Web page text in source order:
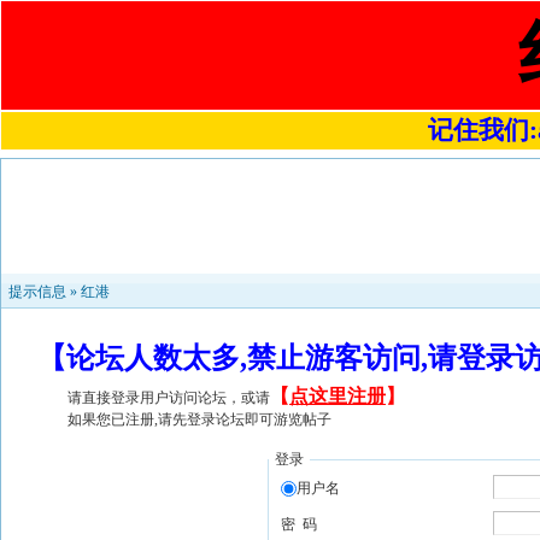
记住我们
提示信息 » 红港
【论坛人数太多,禁止游客访问,请登
请直接登录用户访问论坛，或请 【 点这里注册】
如果您已注册,请先登录论坛即可游览帖子
登录
用户名
密 码